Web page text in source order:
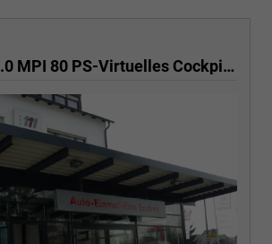
130 Jahre 1.0 MPI 80 PS-Virtuelles Cockpit-AppleCarplay-Android-Auto-LED-Klima-Tempomat-Rückfahrkamera-DAB-SHZ-15" Alu-sofort